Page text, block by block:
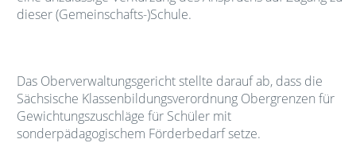
dieser (Gemeinschafts-)Schule.
Das Oberverwaltungsgericht stellte darauf ab, dass die
Sächsische Klassenbildungsverordnung Obergrenzen für
Gewichtungszuschläge für Schüler mit
sonderpädagogischem Förderbedarf setze.